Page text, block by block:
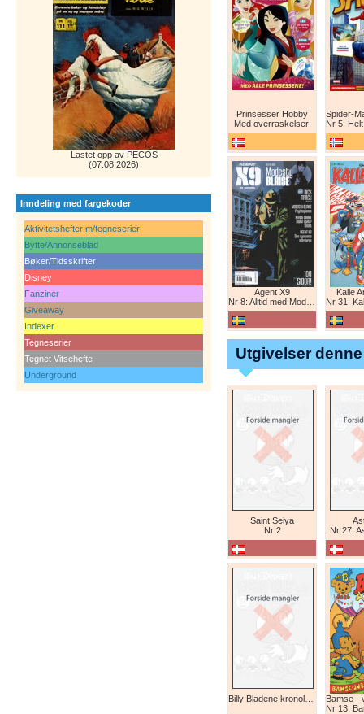
Lastet opp av PECOS
(07.08.2026)
Inndeling med fargekoder
Aktivitetshefter m/tegneserier
Bytte/Annonseblad
Bøker/Tidsskrifter
Disney
Fanziner
Giveaway
Indexer
Tegneserier
Tegnet Vitsehefte
Underground
Prinsesser Hobby
Med overraskelser!
Nr 5: Helt ny
Agent X9
Nr 8: Alltid med Modesty Blaise
Kalle
Nr 31:
Utgivelser
Saint Seiya
Nr 2
Nr 27:
Nr 13: Bamse-